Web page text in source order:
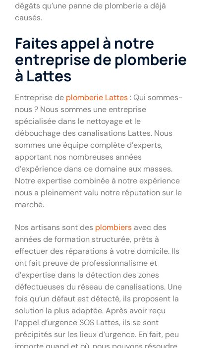
dégâts qu’une panne de plomberie a déjà
causés.
Faites appel à notre
entreprise de plomberie
à Lattes
Entreprise de plomberie Lattes: Qui sommes-
nous ? Nous sommes une entreprise
spécialisée dans le nettoyage et le
débouchage des canalisations Lattes. Nous
sommes une équipe complète d’experts,
apportant nos nombreuses années
d’expérience dans ce domaine aux masses.
Notre expertise combinée à notre expérience
nous a pleinement valu notre réputation sur le
marché.
Nos artisans sont des plombiers avec des
années de formation structurée, prêts à
effectuer des réparations à votre domicile. Ils
ont fait preuve de professionnalisme et
d’expertise dans la détection des zones
défectueuses du réseau de canalisations. Une
fois qu’un défaut est détecté, ils proposent la
solution la plus adaptée. Après avoir reçu
l’appel d’urgence SOS Lattes, ils se sont
précipités sur les lieux d’urgence. En fait, peu